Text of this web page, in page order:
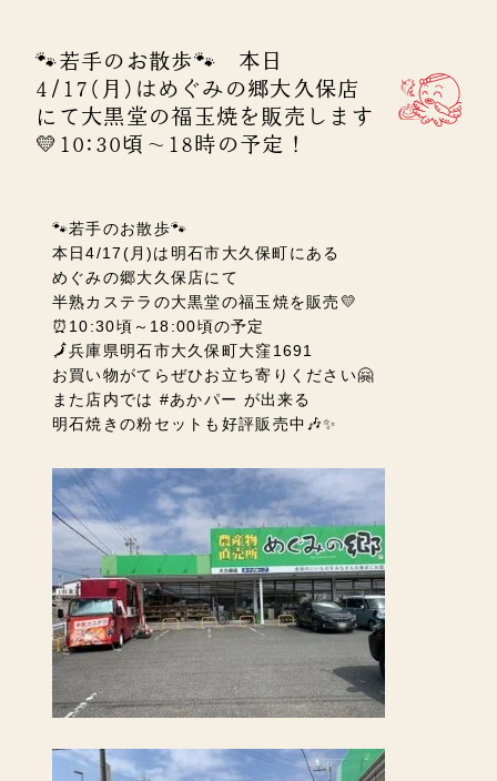
🐾若手のお散歩🐾 本日
4/17(月)はめぐみの郷大久保店
にて大黒堂の福玉焼を販売します
💛10:30頃～18時の予定！
🐾若手のお散歩🐾
本日4/17(月)は明石市大久保町にある
めぐみの郷大久保店にて
半熟カステラの大黒堂の福玉焼を販売💛
⏰10:30頃～18:00頃の予定
🗾兵庫県明石市大久保町大窪1691
お買い物がてらぜひお立ち寄りください🤗
また店内では #あかパー が出来る
明石焼きの粉セットも好評販売中🎶✨